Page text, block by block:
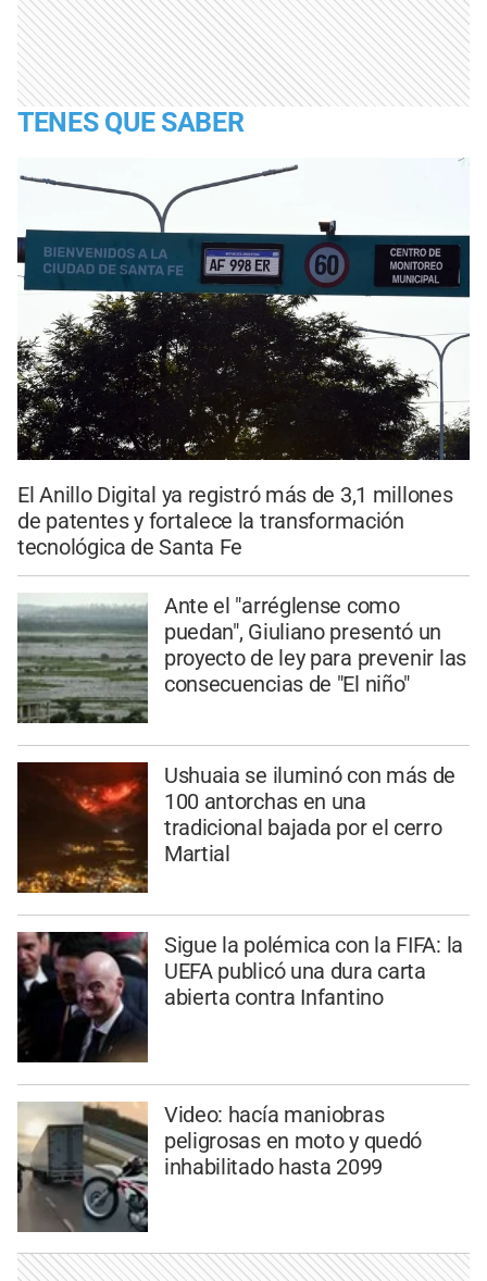
TENES QUE SABER
El Anillo Digital ya registró más de 3,1 millones
de patentes y fortalece la transformación
tecnológica de Santa Fe
Ante el "arréglense como
puedan", Giuliano presentó un
proyecto de ley para prevenir las
consecuencias de "El niño"
Ushuaia se iluminó con más de
100 antorchas en una
tradicional bajada por el cerro
Martial
Sigue la polémica con la FIFA: la
UEFA publicó una dura carta
abierta contra Infantino
Video: hacía maniobras
peligrosas en moto y quedó
inhabilitado hasta 2099